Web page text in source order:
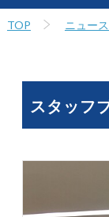
TOP ニュー
スタッフ